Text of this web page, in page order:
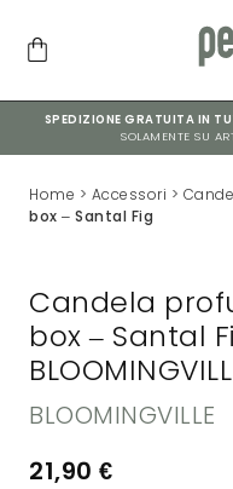
SPEDIZIONE GRATUITA IN
SOLAMENTE SU
Home > Accessori >
box – Santal Fig
Candela
box – Santal
BLOOMINGVILLE
21,90 €